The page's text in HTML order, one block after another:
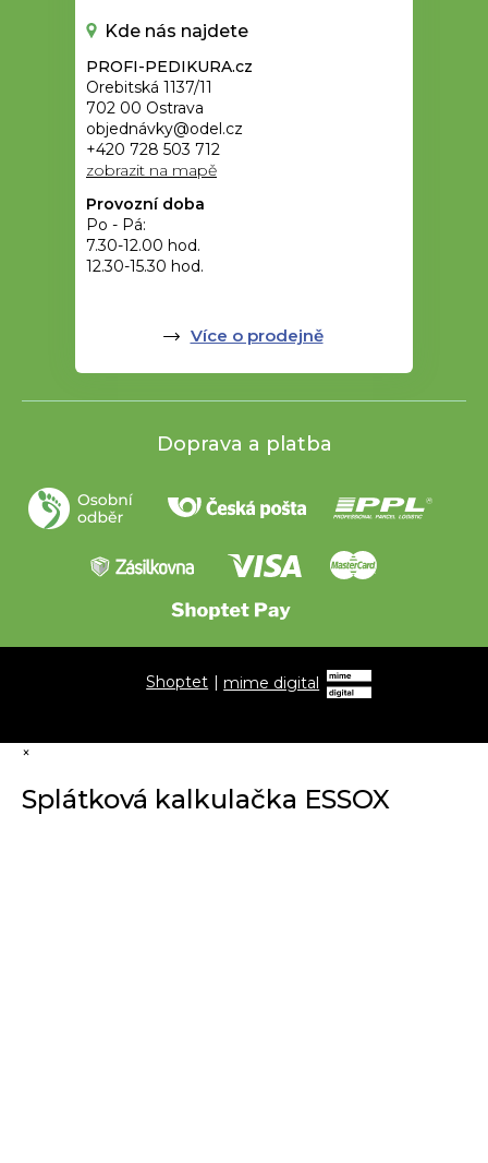
Kde nás najdete
PROFI-PEDIKURA.cz
Orebitská 1137/11
702 00 Ostrava
objednávky@odel.cz
+420 728 503 712
zobrazit na mapě
Provozní doba
Po - Pá:
7.30-12.00 hod.
12.30-15.30 hod.
Více o prodejně
Doprava a platba
Shoptet |mime digital
×
Splátková kalkulačka ESSOX